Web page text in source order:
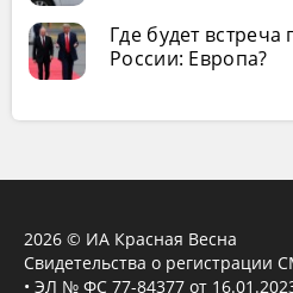
Где будет
России: Европа?
2026 © ИА Красная Весна
Свидетельства о регистрации
• ЭЛ № ФС 77-84377 от